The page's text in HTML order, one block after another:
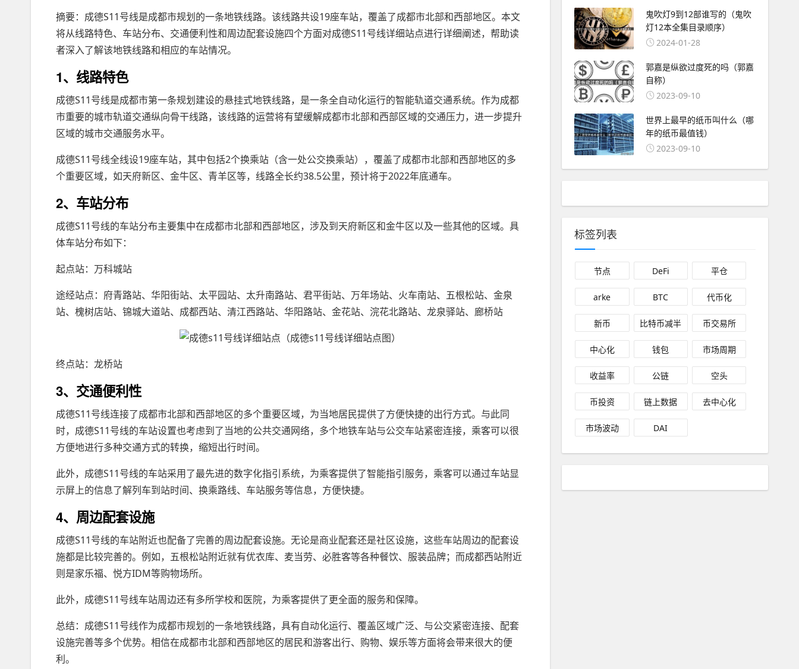
摘要：成德S11号线是成都市规划的一条地铁线路。该线路共设19座车站，覆盖了成都市北部和西部地区。本文
将从线路特色、车站分布、交通便利性和周边配套设施四个方面对成德S11号线详细站点进行详细阐述，帮助读
者深入了解该地铁线路和相应的车站情况。
1、线路特色
成德S11号线是成都市第一条规划建设的悬挂式地铁线路，是一条全自动化运行的智能轨道交通系统。作为成都
市重要的城市轨道交通纵向骨干线路，该线路的运营将有望缓解成都市北部和西部区域的交通压力，进一步提升
区域的城市交通服务水平。
成德S11号线全线设19座车站，其中包括2个换乘站（含一处公交换乘站），覆盖了成都市北部和西部地区的多
个重要区域，如天府新区、金牛区、青羊区等，线路全长约38.5公里，预计将于2022年底通车。
2、车站分布
成德S11号线的车站分布主要集中在成都市北部和西部地区，涉及到天府新区和金牛区以及一些其他的区域。具
体车站分布如下：
起点站：万科城站
途经站点：府青路站、华阳街站、太平园站、太升南路站、君平街站、万年场站、火车南站、五根松站、金泉
站、槐树店站、锦城大道站、成都西站、清江西路站、华阳路站、金花站、浣花北路站、龙泉驿站、廊桥站
终点站：龙桥站
3、交通便利性
成德S11号线连接了成都市北部和西部地区的多个重要区域，为当地居民提供了方便快捷的出行方式。与此同
时，成德S11号线的车站设置也考虑到了当地的公共交通网络，多个地铁车站与公交车站紧密连接，乘客可以很
方便地进行多种交通方式的转换，缩短出行时间。
此外，成德S11号线的车站采用了最先进的数字化指引系统，为乘客提供了智能指引服务，乘客可以通过车站显
示屏上的信息了解列车到站时间、换乘路线、车站服务等信息，方便快捷。
4、周边配套设施
成德S11号线的车站附近也配备了完善的周边配套设施。无论是商业配套还是社区设施，这些车站周边的配套设
施都是比较完善的。例如，五根松站附近就有优衣库、麦当劳、必胜客等各种餐饮、服装品牌；而成都西站附近
则是家乐福、悦方IDM等购物场所。
此外，成德S11号线车站周边还有多所学校和医院，为乘客提供了更全面的服务和保障。
总结：成德S11号线作为成都市规划的一条地铁线路，具有自动化运行、覆盖区域广泛、与公交紧密连接、配套
设施完善等多个优势。相信在成都市北部和西部地区的居民和游客出行、购物、娱乐等方面将会带来很大的便
利。
鬼吹灯9到12部谁写的（鬼吹
灯12本全集目录顺序）
2024-01-28
郭嘉是纵欲过度死的吗（郭嘉
自称）
2023-09-10
世界上最早的纸币叫什么（哪
年的纸币最值钱）
2023-09-10
标签列表
节点 DeFi 平仓
arke BTC 代币化
新币 比特币减半 币交易所
中心化 钱包 市场周期
收益率 公链 空头
币投资 链上数据 去中心化
市场波动 DAI